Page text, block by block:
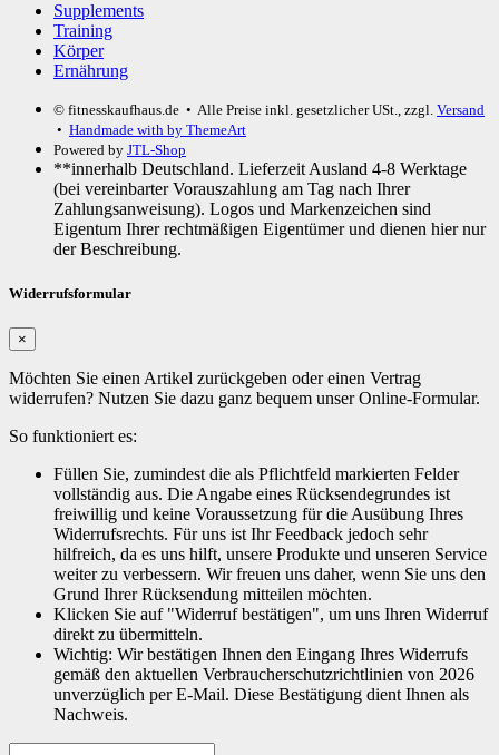
Supplements
Training
Körper
Ernährung
© fitnesskaufhaus.de • Alle Preise inkl. gesetzlicher USt., zzgl. Versand
• Handmade with by ThemeArt
Powered by JTL-Shop
**innerhalb Deutschland. Lieferzeit Ausland 4-8 Werktage
(bei vereinbarter Vorauszahlung am Tag nach Ihrer
Zahlungsanweisung). Logos und Markenzeichen sind
Eigentum Ihrer rechtmäßigen Eigentümer und dienen hier nur
der Beschreibung.
Widerrufsformular
×
Möchten Sie einen Artikel zurückgeben oder einen Vertrag
widerrufen? Nutzen Sie dazu ganz bequem unser Online-Formular.
So funktioniert es:
Füllen Sie, zumindest die als Pflichtfeld markierten Felder
vollständig aus. Die Angabe eines Rücksendegrundes ist
freiwillig und keine Voraussetzung für die Ausübung Ihres
Widerrufsrechts. Für uns ist Ihr Feedback jedoch sehr
hilfreich, da es uns hilft, unsere Produkte und unseren Service
weiter zu verbessern. Wir freuen uns daher, wenn Sie uns den
Grund Ihrer Rücksendung mitteilen möchten.
Klicken Sie auf "Widerruf bestätigen", um uns Ihren Widerruf
direkt zu übermitteln.
Wichtig: Wir bestätigen Ihnen den Eingang Ihres Widerrufs
gemäß den aktuellen Verbraucherschutzrichtlinien von 2026
unverzüglich per E-Mail. Diese Bestätigung dient Ihnen als
Nachweis.